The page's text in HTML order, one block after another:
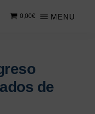
MENU
0,00€
de